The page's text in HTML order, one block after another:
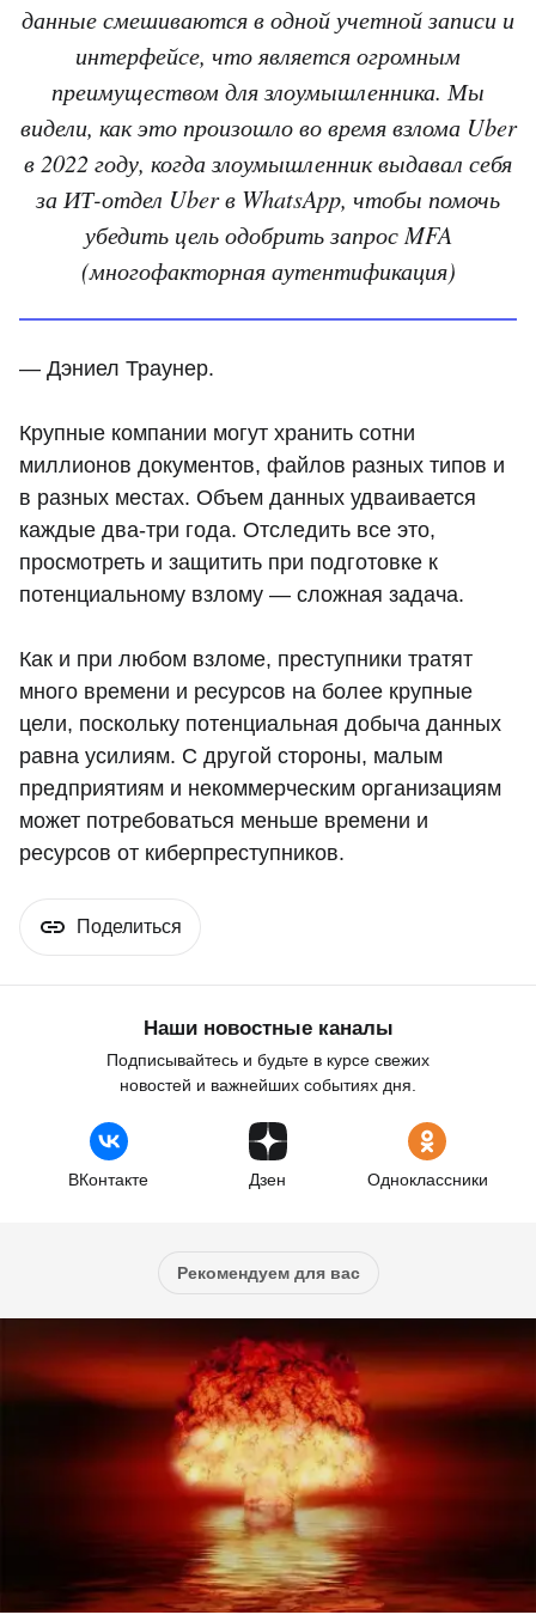
данные смешиваются в одной учетной записи и
интерфейсе, что является огромным
преимуществом для злоумышленника. Мы
видели, как это произошло во время взлома Uber
в 2022 году, когда злоумышленник выдавал себя
за ИТ-отдел Uber в WhatsApp, чтобы помочь
убедить цель одобрить запрос MFA
(многофакторная аутентификация)
— Дэниел Траунер.
Крупные компании могут хранить сотни
миллионов документов, файлов разных типов и
в разных местах. Объем данных удваивается
каждые два-три года. Отследить все это,
просмотреть и защитить при подготовке к
потенциальному взлому — сложная задача.
Как и при любом взломе, преступники тратят
много времени и ресурсов на более крупные
цели, поскольку потенциальная добыча данных
равна усилиям. С другой стороны, малым
предприятиям и некоммерческим организациям
может потребоваться меньше времени и
ресурсов от киберпреступников.
Поделиться
Наши новостные каналы
Подписывайтесь и будьте в курсе свежих
новостей и важнейших событиях дня.
ВКонтакте Дзен Одноклассники
Рекомендуем для вас